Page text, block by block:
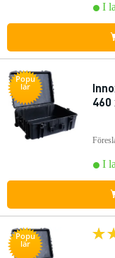
I
Popu
lär
460
I
Popu
lär